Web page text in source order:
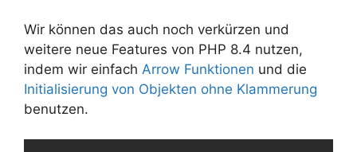
Wir können das auch noch verkürzen und
weitere neue Features von PHP 8.4 nutzen,
indem wir einfach Arrow Funktionen und die
Initialisierung von Objekten ohne Klammerung
benutzen.